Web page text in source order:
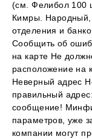
(см. Фелибол 100
Кимры. Народный,
отделения и
Сообщить об
на карте Не
расположение на
Неверный адрес
правильный
сообщение!
параметров, уже
компании могут